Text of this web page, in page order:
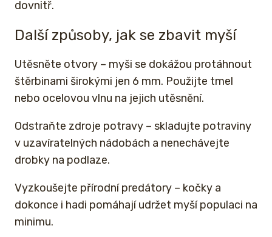
dovnitř.
Další způsoby, jak se zbavit myší
Utěsněte otvory – myši se dokážou protáhnout
štěrbinami širokými jen 6 mm. Použijte tmel
nebo ocelovou vlnu na jejich utěsnění.
Odstraňte zdroje potravy – skladujte potraviny
v uzavíratelných nádobách a nenechávejte
drobky na podlaze.
Vyzkoušejte přírodní predátory – kočky a
dokonce i hadi pomáhají udržet myší populaci na
minimu.